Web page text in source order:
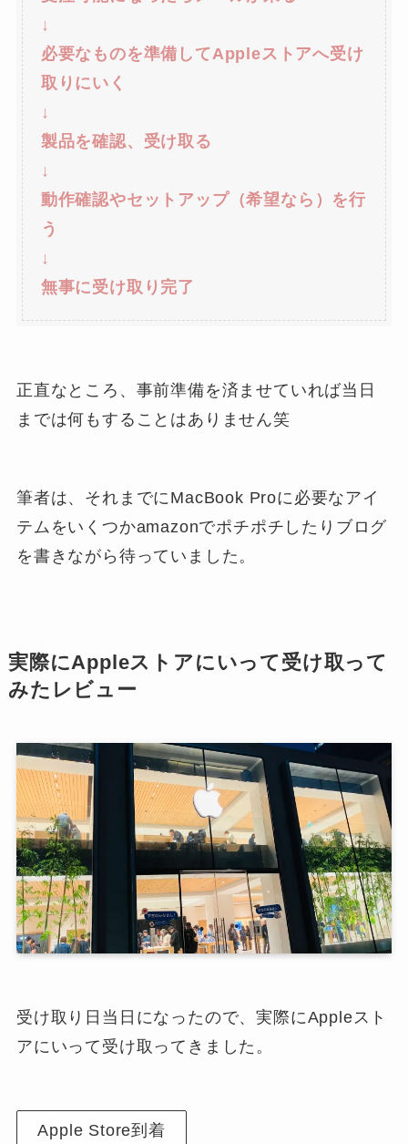
↓
必要なものを準備してAppleストアへ受け
取りにいく
↓
製品を確認、受け取る
↓
動作確認やセットアップ（希望なら）を行
う
↓
無事に受け取り完了
正直なところ、事前準備を済ませていれば当日
までは何もすることはありません笑
筆者は、それまでにMacBook Proに必要なアイ
テムをいくつかamazonでポチポチしたりブログ
を書きながら待っていました。
実際にAppleストアにいって受け取って
みたレビュー
受け取り日当日になったので、実際にAppleスト
アにいって受け取ってきました。
Apple Store到着